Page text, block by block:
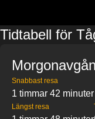
Tidtabell för
Snabbast resa
1 timmar 42 minuter
Längst resa